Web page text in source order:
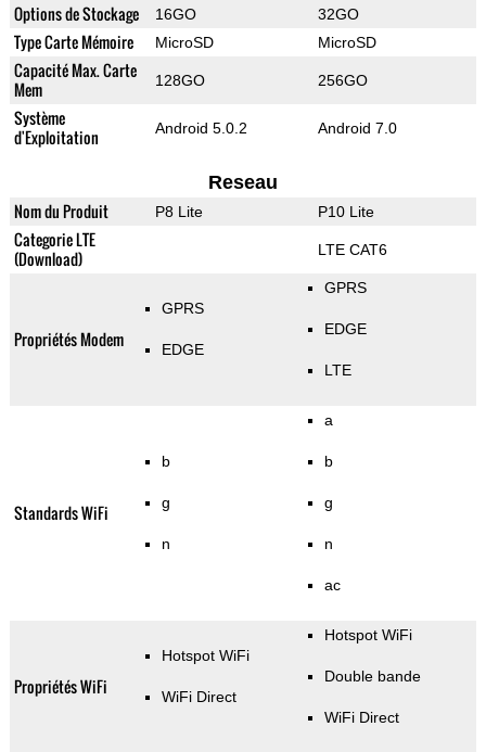
Options de Stockage 16GO 32GO
Type Carte Mémoire MicroSD MicroSD
Capacité Max. Carte
Mem
128GO 256GO
Système
d'Exploitation
Android 5.0.2 Android 7.0
Reseau
Nom du Produit P8 Lite P10 Lite
Categorie LTE
(Download)
LTE CAT6
Propriétés Modem
GPRS
EDGE
GPRS
EDGE
LTE
Standards WiFi
b
g
n
a
b
g
n
ac
Propriétés WiFi
Hotspot WiFi
WiFi Direct
Hotspot WiFi
Double bande
WiFi Direct